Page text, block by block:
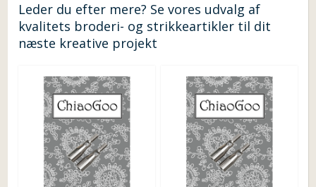
Leder du efter mere? Se vores udvalg af
kvalitets broderi- og strikkeartikler til dit
næste kreative projekt